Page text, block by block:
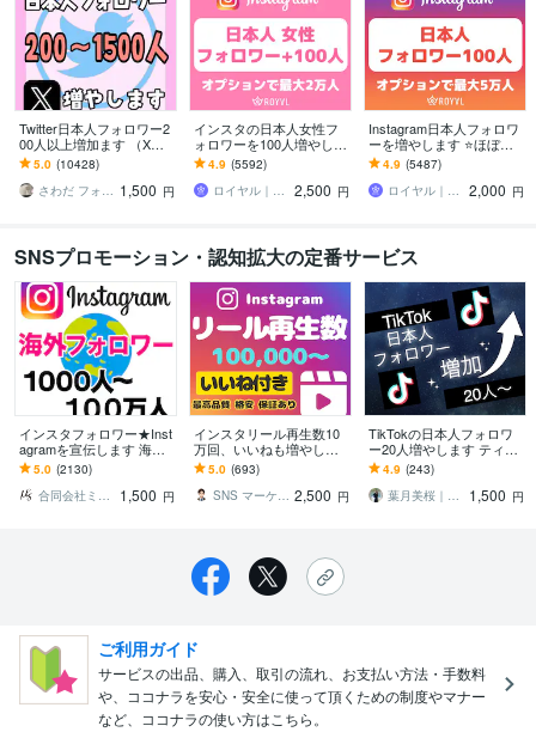
Twitter日本人フォロワー2
00人以上増加ます （X）
日本人のアクティブ フォ
ロワーを増やします。
5.0 (10428)
さわだ フォロワー31万人 1,500 円
インスタの日本人女性フ
ォロワーを100人増やしま
す ⭐️12月最新版・最大2万
人・Instagram⭐️
4.9 (5592)
ロイヤル｜SNSフォロワーサポート
2,500 円
Instagram日本人フォロワ
ーを増やします ⭐️ほぼ減
少なし・+100人～最大5万
人⭐️
4.9 (5487)
ロイヤル｜SNSフォロワーサポート
2,000 円
SNSプロモーション・認知拡大の定番サービス
インスタフォロワー★Inst
agramを宣伝します 海外
フォロワー1000人〜 １０
０万人以上拡散も可 外
国人
5.0 (2130)
合同会社ミューズ【SNS代行最安値】
1,500 円
インスタリール再生数10
万回、いいねも増やしま
す 【いいね5000付き】★
振り分け可能★Instagram
5.0 (693)
SNS マーケティングプロ代表 2,500 円
TikTokの日本人フォロワ
ー20人増やします ティッ
クトックで衝撃のコスパ
で保証付き！
4.9 (243)
葉月美桜｜SNSデザイナー
1,500 円
ご利用ガイド
サービスの出品、購入、取引の流れ、お支払い方法・手数料
や、ココナラを安心・安全に使って頂くための制度やマナー
など、ココナラの使い方はこちら。